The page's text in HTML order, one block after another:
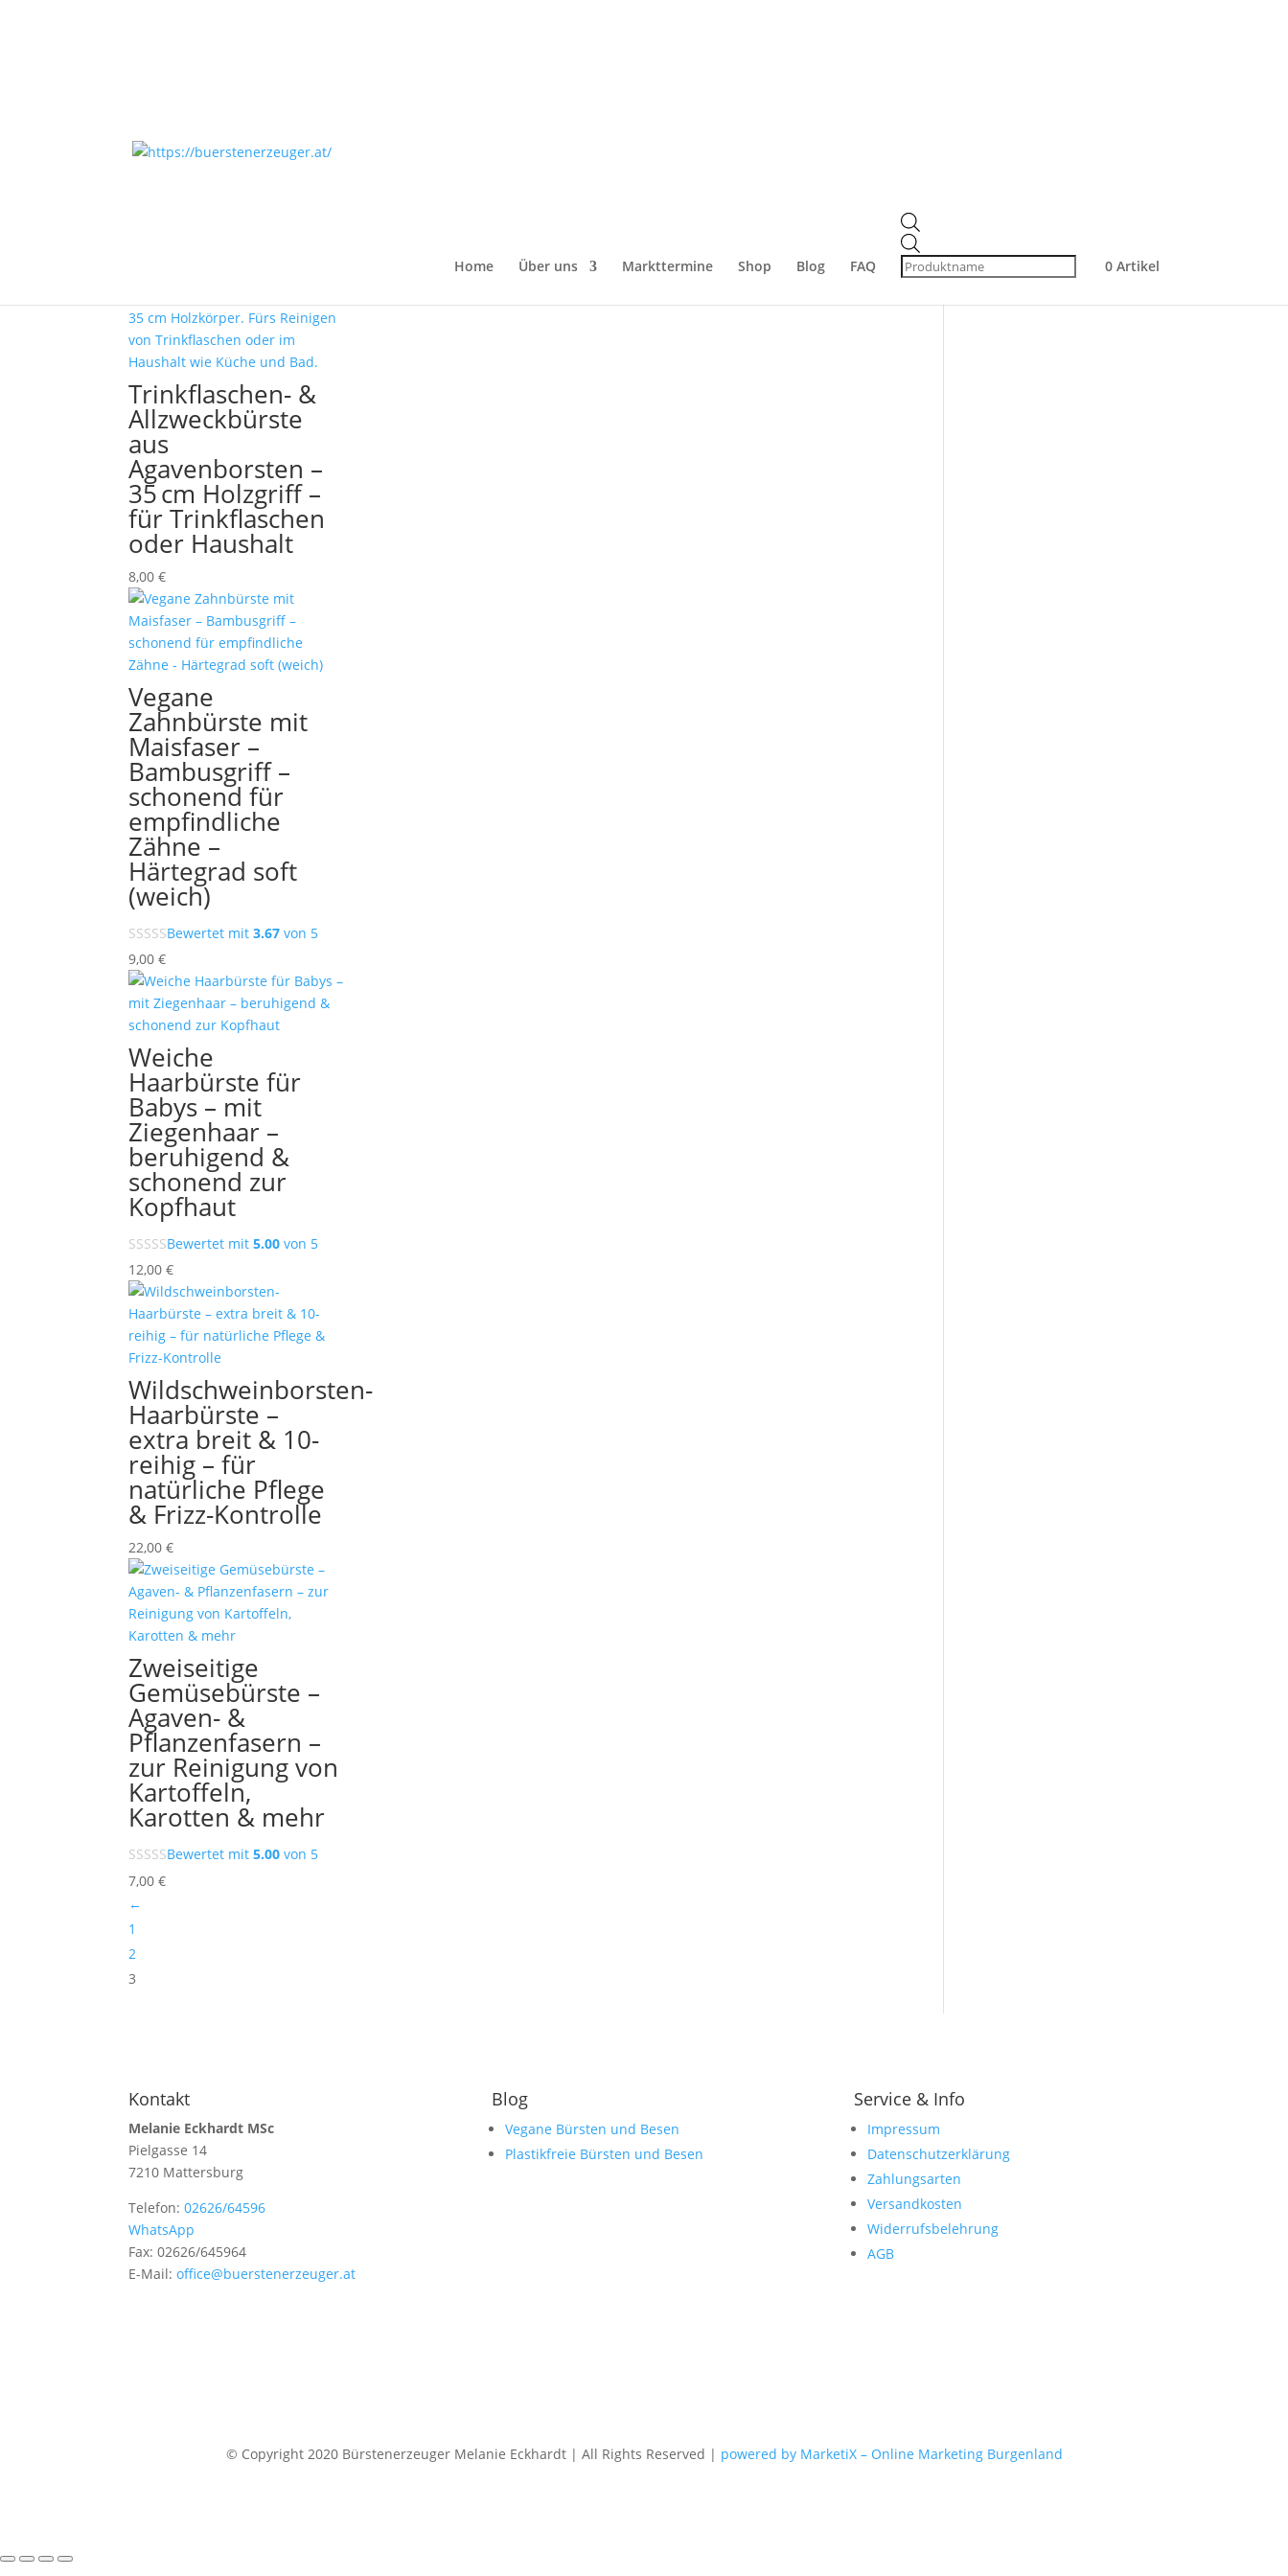
Home Über uns Markttermine Shop Blog FAQ
search
0 Artikel
Start/ Individualisieren / Seite 3
Individualisieren
Trinkflaschen- &
Allzweckbürste
aus
Agavenborsten –
35 cm Holzgriff –
für Trinkflaschen
oder Haushalt
8,00€
Vegane
Zahnbürste mit
Maisfaser –
Bambusgriff –
schonend für
empfindliche
Zähne –
Härtegrad soft
(weich)
Bewertet mit3.67 von 5
9,00€
Weiche
Haarbürste für
Babys – mit
Ziegenhaar –
beruhigend &
schonend zur
Kopfhaut
Bewertet mit5.00 von 5
12,00€
Wildschweinborsten-
Haarbürste –
extra breit & 10-
reihig – für
natürliche Pflege
& Frizz-Kontrolle
22,00€
Zweiseitige
Gemüsebürste –
Agaven- &
Pflanzenfasern –
zur Reinigung von
Kartoffeln,
Karotten & mehr
Bewertet mit5.00 von 5
7,00€
←
1
2
3
Kontakt
Melanie Eckhardt MSc
Pielgasse 14
7210 Mattersburg
Telefon:02626/64596
WhatsApp
Fax: 02626/645964
E-Mail:office@buerstenerzeuger.at
Blog
Vegane Bürsten und Besen
Plastikfreie Bürsten und Besen
Service & Info
Impressum
Datenschutzerklärung
Zahlungsarten
Versandkosten
Widerrufsbelehrung
AGB
© Copyright 2020 Bürstenerzeuger Melanie Eckhardt | All Rights Reserved | powered by MarketiX – Online Marketing Burgenland